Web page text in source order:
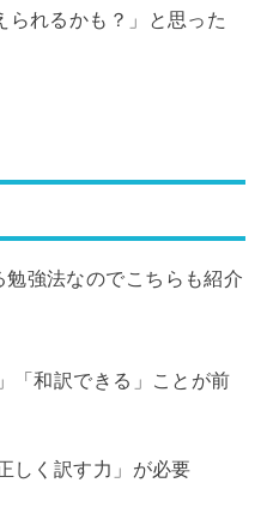
られるかも？」と思った
強法なのでこちらも紹介
「和訳できる」ことが前
しく訳す力」が必要